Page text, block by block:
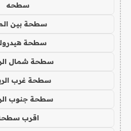
سطحه
سطحة بين
سطحة
سطحة شمال
سطحة غرب
سطحة جنوب
اقرب